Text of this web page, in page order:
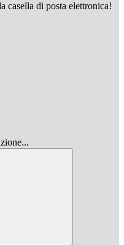
casella di posta elettronica!